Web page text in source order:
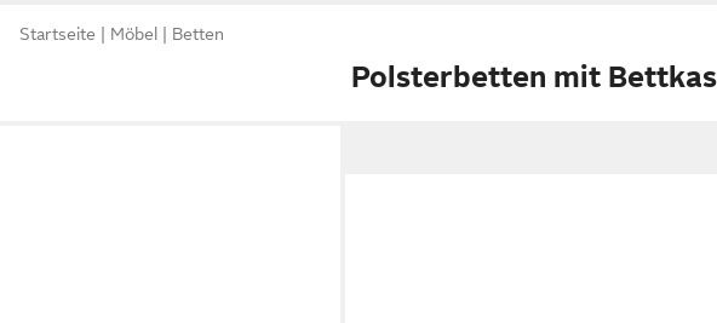
Startseite Möbel Betten
Polsterbetten mit